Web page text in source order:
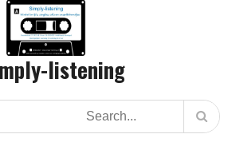
listening